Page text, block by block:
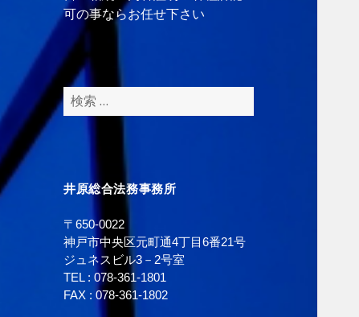
可の事ならお任せ下さい
検
索
井原総合法務事務所
〒650-0022
神戸市中央区元町通4丁目6番21号
ジュネスビル3－2号室
TEL :078-361-1801
FAX : 078-361-1802